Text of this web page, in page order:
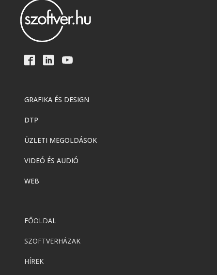
GRAFIKA ÉS DESIGN
DTP
ÜZLETI MEGOLDÁSOK
VIDEÓ ÉS AUDIÓ
WEB
FŐOLDAL
SZOFTVERHÁZAK
HÍREK